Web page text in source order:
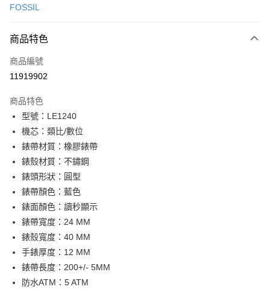
6 期 0 利率 每期
合作金庫商業銀行
上海商業儲蓄銀行
臺灣中小企業銀行
匯豐（台灣）商業銀行
聯邦商業銀行
元大商業銀行
玉山商業銀行
台灣樂天信用卡公司
LINE Pay
Apple Pay
街口支付
悠遊付
Google Pay
全盈+PAY
大哥付你分期
相關說明
【大哥付你分期使用說明】
1.本服務由台灣大哥大提供，台灣大哥大用戶可立即使用無須另外申請。
2.付款方式選擇「大哥付你分期」，訂單成立後會自動跳轉到大哥付的交易
流程，驗證手機門號後，選擇欲分期的期數、繳款截止日，確認付款後即完
成交易。
3.實際核准額度、可分期數及費用金額請依後續交易確認頁面所載為準。
4.訂單成立30分鐘內，如未前往確認交易或遇審核未通過，訂單將自動取
AFTEE先享後付
相關說明
AFTEE先享後付是「在收到商品之後才付款」的支付方式。 讓您購物簡單
便利好安心！
ATM付款
FOSSIL
商品特色
商品編號
11919902
商品特色
型號：LE1240
機芯：類比/數位
錶帶材質：橡膠錶帶
錶殼材質：不鏽鋼
錶頭形狀：圓型
錶帶顏色：藍色
錶面顏色：讀秒顯示
錶帶寬度：24 MM
錶殼寬度：40 MM
手錶厚度：12 MM
錶帶長度：200+/- 5MM
防水ATM：5 ATM